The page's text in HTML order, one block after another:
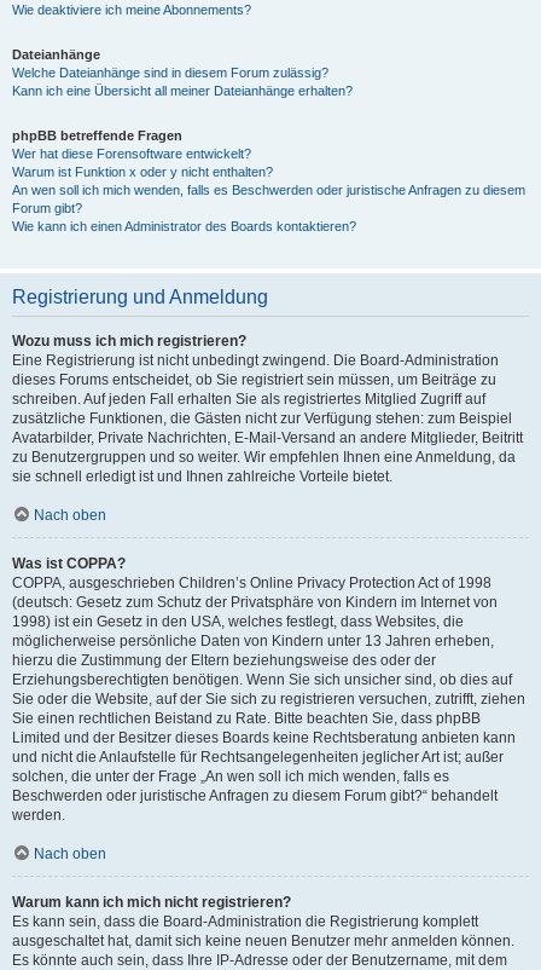
Wie deaktiviere ich meine Abonnements?
Dateianhänge
Welche Dateianhänge sind in diesem Forum zulässig?
Kann ich eine Übersicht all meiner Dateianhänge erhalten?
phpBB betreffende Fragen
Wer hat diese Forensoftware entwickelt?
Warum ist Funktion x oder y nicht enthalten?
An wen soll ich mich wenden, falls es Beschwerden oder juristische Anfragen zu diesem
Forum gibt?
Wie kann ich einen Administrator des Boards kontaktieren?
Registrierung und Anmeldung
Wozu muss ich mich registrieren?
Eine Registrierung ist nicht unbedingt zwingend. Die Board-Administration
dieses Forums entscheidet, ob Sie registriert sein müssen, um Beiträge zu
schreiben. Auf jeden Fall erhalten Sie als registriertes Mitglied Zugriff auf
zusätzliche Funktionen, die Gästen nicht zur Verfügung stehen: zum Beispiel
Avatarbilder, Private Nachrichten, E-Mail-Versand an andere Mitglieder, Beitritt
zu Benutzergruppen und so weiter. Wir empfehlen Ihnen eine Anmeldung, da
sie schnell erledigt ist und Ihnen zahlreiche Vorteile bietet.
Nach oben
Was ist COPPA?
COPPA, ausgeschrieben Children’s Online Privacy Protection Act of 1998
(deutsch: Gesetz zum Schutz der Privatsphäre von Kindern im Internet von
1998) ist ein Gesetz in den USA, welches festlegt, dass Websites, die
möglicherweise persönliche Daten von Kindern unter 13 Jahren erheben,
hierzu die Zustimmung der Eltern beziehungsweise des oder der
Erziehungsberechtigten benötigen. Wenn Sie sich unsicher sind, ob dies auf
Sie oder die Website, auf der Sie sich zu registrieren versuchen, zutrifft, ziehen
Sie einen rechtlichen Beistand zu Rate. Bitte beachten Sie, dass phpBB
Limited und der Besitzer dieses Boards keine Rechtsberatung anbieten kann
und nicht die Anlaufstelle für Rechtsangelegenheiten jeglicher Art ist; außer
solchen, die unter der Frage „An wen soll ich mich wenden, falls es
Beschwerden oder juristische Anfragen zu diesem Forum gibt?“ behandelt
werden.
Nach oben
Warum kann ich mich nicht registrieren?
Es kann sein, dass die Board-Administration die Registrierung komplett
ausgeschaltet hat, damit sich keine neuen Benutzer mehr anmelden können.
Es könnte auch sein, dass Ihre IP-Adresse oder der Benutzername, mit dem